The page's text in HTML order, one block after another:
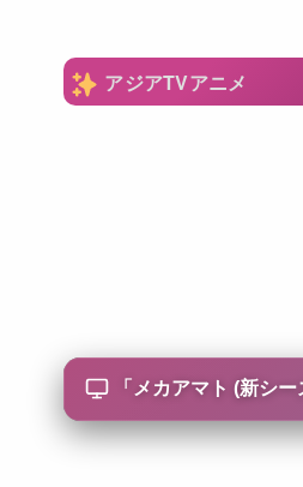
アジアTVアニメ
「 メカアマト (新シー